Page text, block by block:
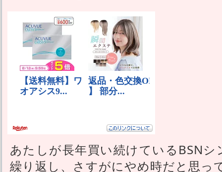
あたしが長年買い続けているBSN
繰り返し、さすがにやめ時だと思っ